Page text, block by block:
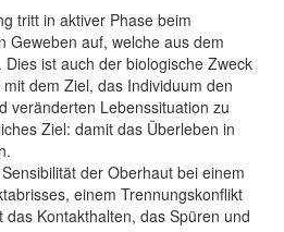
tritt in aktiver Phase beim
Geweben auf, welche aus dem
ist auch der biologische Zweck
dem Ziel, das Individuum den
veränderten Lebenssituation zu
Ziel: damit das Überleben in
der Oberhaut bei einem
einem Trennungskonflikt
Kontakthalten, das Spüren und